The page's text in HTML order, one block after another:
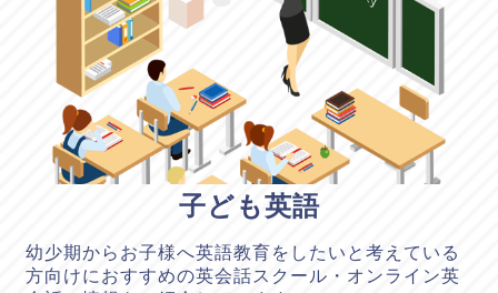
子ども英語
幼少期からお子様へ英語教育をしたいと考えている
方向けにおすすめの英会話スクール・オンライン英